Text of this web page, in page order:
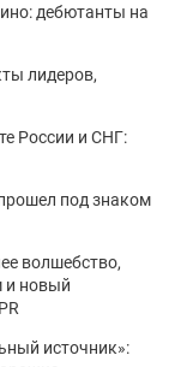
дебютанты на
лидеров,
России и СНГ:
под знаком
волшебство,
и новый
источник»: